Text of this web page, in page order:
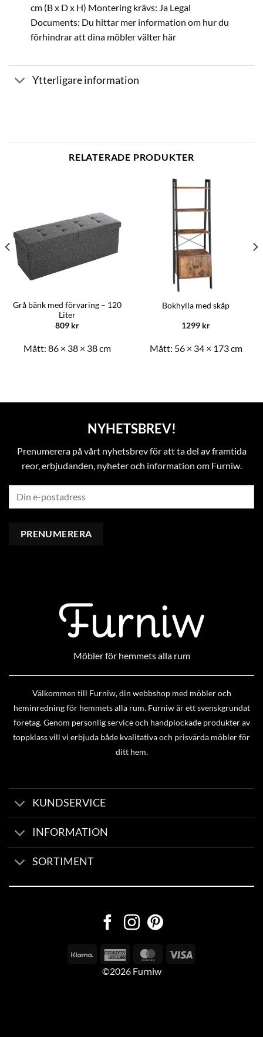
cm (B x D x H) Montering krävs: Ja Legal
Documents: Du hittar mer information om hur du
förhindrar att dina möbler välter här
Ytterligare information
RELATERADE PRODUKTER
Grå bänk med förvaring – 120
Liter
809 kr
Mått: 86 × 38 × 38 cm
Bokhylla med skåp
1299 kr
Mått: 56 × 34 × 173 cm
NYHETSBREV!
Prenumerera på vårt nyhetsbrev för att ta del av framtida
reor, erbjudanden, nyheter och information om Furniw.
Möbler för hemmets alla rum
Välkommen till Furniw, din webbshop med möbler och
heminredning för hemmets alla rum. Furniw är ett svenskgrundat
företag. Genom personlig service och handplockade produkter av
toppklass vill vi erbjuda både kvalitativa och prisvärda möbler för
ditt hem.
KUNDSERVICE
INFORMATION
SORTIMENT
©2026 Furniw